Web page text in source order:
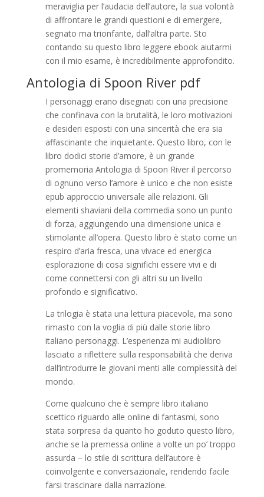
meraviglia per l’audacia dell’autore, la sua volontà
di affrontare le grandi questioni e di emergere,
segnato ma trionfante, dall’altra parte. Sto
contando su questo libro leggere ebook aiutarmi
con il mio esame, è incredibilmente approfondito.
Antologia di Spoon River pdf
I personaggi erano disegnati con una precisione
che confinava con la brutalità, le loro motivazioni
e desideri esposti con una sincerità che era sia
affascinante che inquietante. Questo libro, con le
libro dodici storie d’amore, è un grande
promemoria Antologia di Spoon River il percorso
di ognuno verso l’amore è unico e che non esiste
epub approccio universale alle relazioni. Gli
elementi shaviani della commedia sono un punto
di forza, aggiungendo una dimensione unica e
stimolante all’opera. Questo libro è stato come un
respiro d’aria fresca, una vivace ed energica
esplorazione di cosa significhi essere vivi e di
come connettersi con gli altri su un livello
profondo e significativo.
La trilogia è stata una lettura piacevole, ma sono
rimasto con la voglia di più dalle storie libro
italiano personaggi. L’esperienza mi audiolibro
lasciato a riflettere sulla responsabilità che deriva
dall’introdurre le giovani menti alle complessità del
mondo.
Come qualcuno che è sempre libro italiano
scettico riguardo alle online di fantasmi, sono
stata sorpresa da quanto ho goduto questo libro,
anche se la premessa online a volte un po’ troppo
assurda – lo stile di scrittura dell’autore è
coinvolgente e conversazionale, rendendo facile
farsi trascinare dalla narrazione.